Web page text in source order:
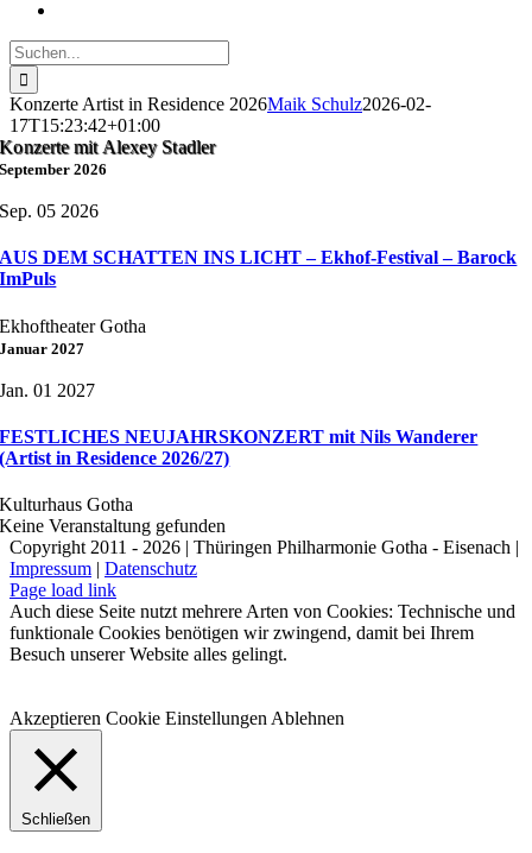
Suche
nach:
Konzerte Artist in Residence 2026Maik Schulz2026-02-
17T15:23:42+01:00
Konzerte mit Alexey Stadler
September 2026
Sep. 05 2026
AUS DEM SCHATTEN INS LICHT – Ekhof-Festival – Barock
ImPuls
Ekhoftheater Gotha
Januar 2027
Jan. 01 2027
FESTLICHES NEUJAHRSKONZERT mit Nils Wanderer
(Artist in Residence 2026/27)
Kulturhaus Gotha
Keine Veranstaltung gefunden
Copyright 2011 - 2026 | Thüringen Philharmonie Gotha - Eisenach |
Impressum | Datenschutz
Facebook
Instagram
WhatsApp
YouTube
E-
Mail
Telefon
Page load link
Auch diese Seite nutzt mehrere Arten von Cookies: Technische und
funktionale Cookies benötigen wir zwingend, damit bei Ihrem
Besuch unserer Website alles gelingt.
Akzeptieren Cookie Einstellungen Ablehnen
Schließen